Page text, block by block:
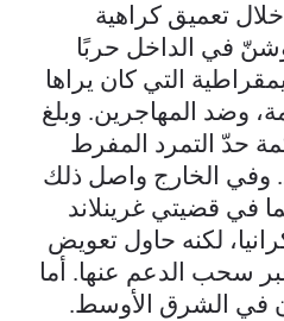
تعميق كراهية
في الداخل حربًا
التي كان يراها
وضد المهاجرين. وبلغ
حدّ التمرد المفرط
وفي الخارج واصل ذلك
في قضيتي غرينلاند
لكنه حاول تعويض
سحب الدعم عنها. أما
في الشرق الأوسط.